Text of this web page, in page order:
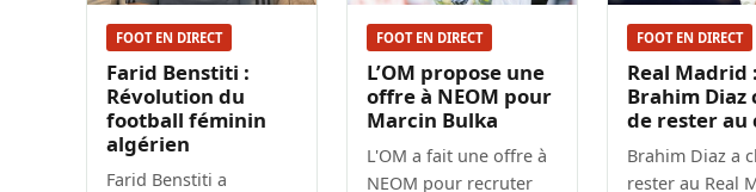
FOOT EN DIRECT
Farid Benstiti :
Révolution du
football féminin
algérien
Farid Benstiti a
FOOT EN DIRECT
L’OM propose une
offre à NEOM pour
Marcin Bulka
L'OM a fait une offre à
NEOM pour recruter
FOOT EN DIRECT
Real Madrid :
Brahim Diaz
de rester au
Brahim Diaz a
rester au Real